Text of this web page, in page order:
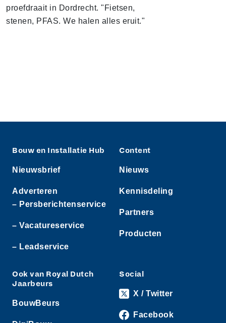
proefdraait in Dordrecht. "Fietsen,
stenen, PFAS. We halen alles eruit."
Bouw en Installatie Hub
Nieuwsbrief
Adverteren
– Persberichtenservice
– Vacatureservice
– Leadservice
Content
Nieuws
Kennisdeling
Partners
Producten
Ook van Royal Dutch
Jaarbeurs
BouwBeurs
Social
X / Twitter
Facebook